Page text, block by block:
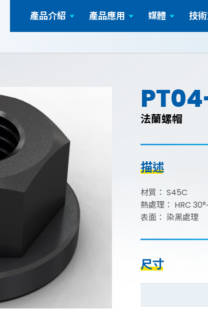
產品介紹 產品應用
圓柱形的工件
媒體
影音影片
技
服務
法蘭螺帽
描述
材質： S45C
熱處理： HRC
表面： 染黑處理
尺寸